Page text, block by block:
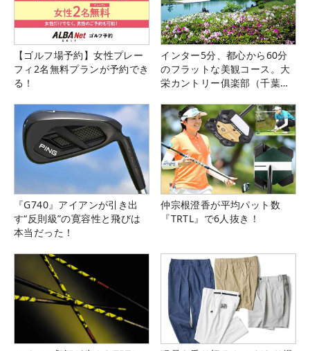
【ゴルフ場予約】女性プレー
フィ2名無料プランが予約でき
る！
インター5分、都心から60分
のフラットな美観コース。大
栄カントリー俱楽部（千葉
『G740』アイアンが引き出
す“反則級”の寛容性と飛びは
本当だった！
仲宗根澄香が平均パット数
『TRTL』で6人抜き！